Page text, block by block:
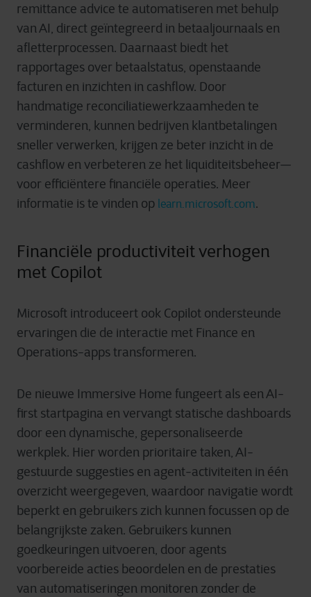
remittance advice te automatiseren met behulp
van AI, direct geïntegreerd in betaaljournaals en
afletterprocessen. Daarnaast biedt het
rapportages over betaalstatus, openstaande
facturen en inzichten in cashflow. Door
handmatige reconciliatiewerkzaamheden te
verminderen, kunnen bedrijven klantbetalingen
sneller verwerken, krijgen ze beter inzicht in de
cashflow en verbeteren ze het liquiditeitsbeheer—
voor efficiëntere financiële operaties. Meer
informatie is te vinden op learn.microsoft.com.
Financiële productiviteit verhogen
met Copilot
Microsoft introduceert ook Copilot ondersteunde
ervaringen die de interactie met Finance en
Operations-apps transformeren.
De nieuwe Immersive Home fungeert als een AI-
first startpagina en vervangt statische dashboards
door een dynamische, gepersonaliseerde
werkplek. Hier worden prioritaire taken, AI-
gestuurde suggesties en agent-activiteiten in één
overzicht weergegeven, waardoor navigatie wordt
beperkt en gebruikers zich kunnen focussen op de
belangrijkste zaken. Gebruikers kunnen
goedkeuringen uitvoeren, door agents
voorbereide acties beoordelen en de prestaties
van automatiseringen monitoren zonder de